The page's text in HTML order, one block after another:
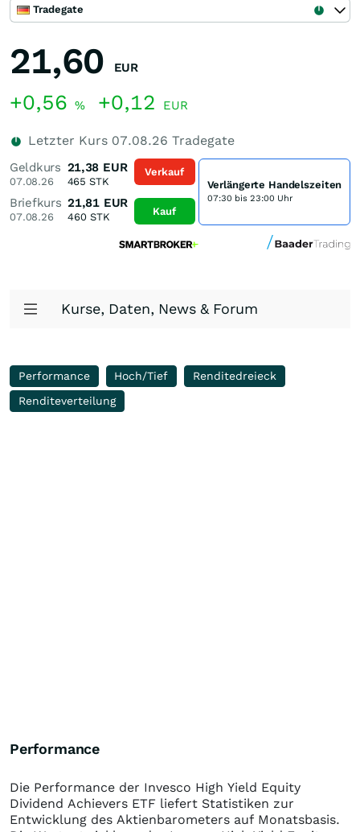
Tradegate
21,60 EUR
+0,56 % +0,12 EUR
Letzter Kurs 07.08.26 Tradegate
Geldkurs
07.08.26
21,38 EUR
465 STK
Briefkurs
07.08.26
21,81 EUR
460STK
Verkauf
Kauf
Verlängerte Handelszeiten
07:30 bis 23:00 Uhr
Kurse, Daten, News & Forum
Performance Hoch/Tief
Renditedreieck
Renditeverteilung
Performance
Die Performance der Invesco High Yield Equity
Dividend Achievers ETF liefert Statistiken zur
Entwicklung des Aktienbarometers auf Monatsbasis.